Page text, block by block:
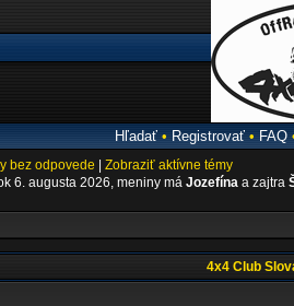
Hľadať• Registrovať• FAQ
bez odpovede
Zobraziť aktívne témy
6. augusta 2026, meniny má Jozefína a zajtra
4x4 Club